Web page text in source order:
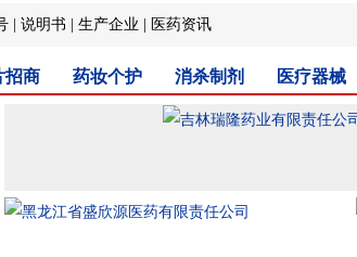
说明书 生产企业 医药资讯
招商 药妆个护 消杀制剂 医疗器械